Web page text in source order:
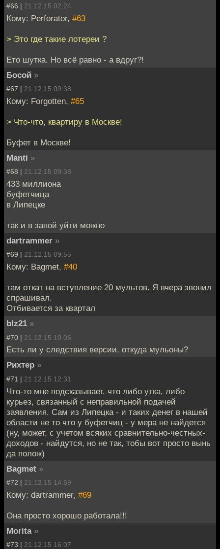
#66 | 21.12.15 02:24
Кому: Perforator, #63
> Это где такие лотереи ?
Ето шутка. Но всё равно - а вдруг?!
Босой »
#67 | 21.12.15 09:38
Кому: Forgotten, #65
> Что-что, квартиру в Москве!
Буфет в Москве!
Manti »
#68 | 21.12.15 09:38
433 миллиона
буфетчица
в Липецке
так и в запой уйти можно
dartrammer »
#69 | 21.12.15 09:55
Кому: Bagmet, #40
там откат на вступление 20 мультов. Я вчера звонил
спрашивал.
Отбивается за квартал
blz21 »
#70 | 21.12.15 10:06
Есть ли у следствия версии, откуда мульоны?
Рихтер »
#71 | 21.12.15 12:31
Что-то мне подсказывает, что либо утка, либо
курьез, связанный с неправильной подачей
заявления. Сам из Липецка - и таких денег в нашей
области не то что у буфетчиц - у мера не найдется
(ну, может, с учетом всяких сравнительно-честных-
доходов - найдутся, но не так, тобы вот просто вынь
да полож)
Bagmet »
#72 | 21.12.15 14:59
Кому: dartrammer, #69
Она просто хорошо работала!!!
Morita »
#73 | 21.12.15 16:07